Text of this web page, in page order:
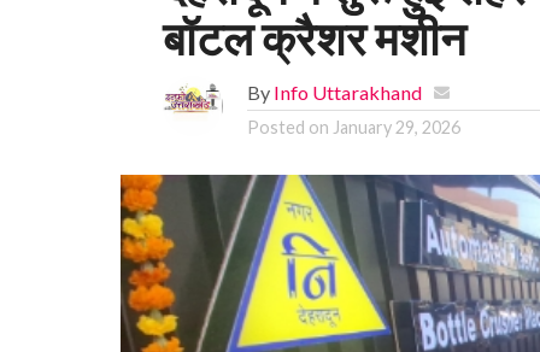
बॉटल क्रैशर मशीन
By Info Uttarakhand
Posted on January 29, 2026